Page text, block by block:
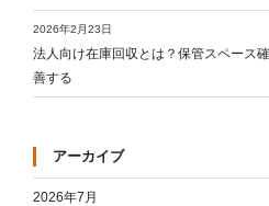
法人向け在庫回収とは？保管スペース
善する
2026年2月23日
アーカイブ
2026年7月